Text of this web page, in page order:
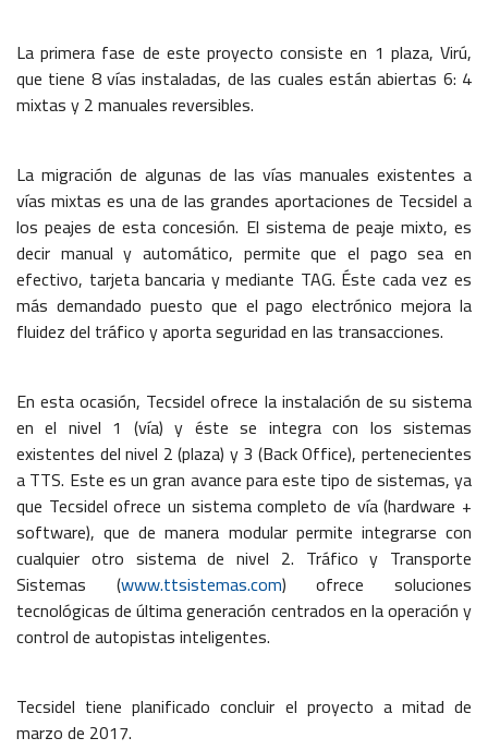
La primera fase de este proyecto consiste en 1 plaza, Virú,
que tiene 8 vías instaladas, de las cuales están abiertas 6: 4
mixtas y 2 manuales reversibles.
La migración de algunas de las vías manuales existentes a
vías mixtas es una de las grandes aportaciones de Tecsidel a
los peajes de esta concesión. El sistema de peaje mixto, es
decir manual y automático, permite que el pago sea en
efectivo, tarjeta bancaria y mediante TAG. Éste cada vez es
más demandado puesto que el pago electrónico mejora la
fluidez del tráfico y aporta seguridad en las transacciones.
En esta ocasión, Tecsidel ofrece la instalación de su sistema
en el nivel 1 (vía) y éste se integra con los sistemas
existentes del nivel 2 (plaza) y 3 (Back Office), pertenecientes
a TTS. Este es un gran avance para este tipo de sistemas, ya
que Tecsidel ofrece un sistema completo de vía (hardware +
software), que de manera modular permite integrarse con
cualquier otro sistema de nivel 2. Tráfico y Transporte
Sistemas (www.ttsistemas.com) ofrece soluciones
tecnológicas de última generación centrados en la operación y
control de autopistas inteligentes.
Tecsidel tiene planificado concluir el proyecto a mitad de
marzo de 2017.